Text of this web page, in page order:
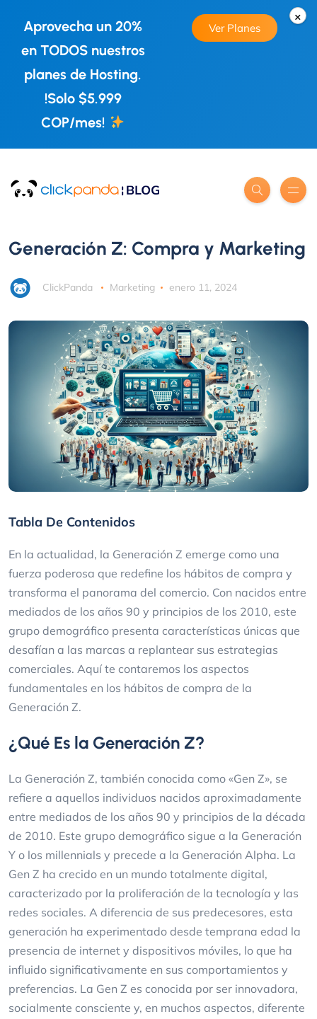
×
Aprovecha un 20%
en TODOS nuestros
planes de Hosting.
!Solo $5.999
COP/mes!
Ver Planes
Generación Z: Compra y Marketing
ClickPanda Marketing enero 11, 2024
Tabla De Contenidos
En la actualidad, la Generación Z emerge como una
fuerza poderosa que redefine los hábitos de compra y
transforma el panorama del comercio. Con nacidos entre
mediados de los años 90 y principios de los 2010, este
grupo demográfico presenta características únicas que
desafían a las marcas a replantear sus estrategias
comerciales. Aquí te contaremos los aspectos
fundamentales en los hábitos de compra de la
Generación Z.
¿Qué Es la Generación Z?
La Generación Z, también conocida como «Gen Z», se
refiere a aquellos individuos nacidos aproximadamente
entre mediados de los años 90 y principios de la década
de 2010. Este grupo demográfico sigue a la Generación
Y o los millennials y precede a la Generación Alpha. La
Gen Z ha crecido en un mundo totalmente digital,
caracterizado por la proliferación de la tecnología y las
redes sociales. A diferencia de sus predecesores, esta
generación ha experimentado desde temprana edad la
presencia de internet y dispositivos móviles, lo que ha
influido significativamente en sus comportamientos y
preferencias. La Gen Z es conocida por ser innovadora,
socialmente consciente y, en muchos aspectos, diferente